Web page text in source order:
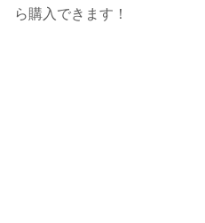
ら購入できます！